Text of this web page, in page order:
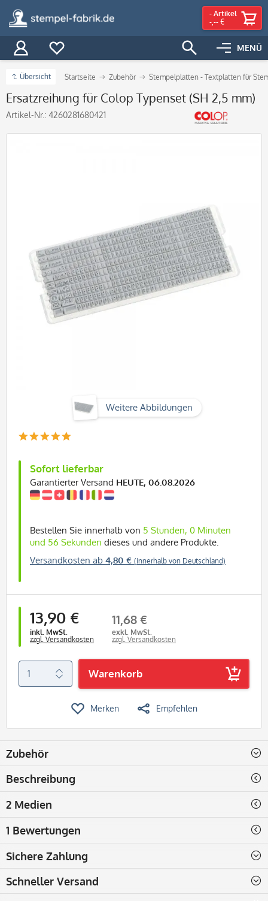
MENÜ
- Artikel
-,-- €
Übersicht Startseite Zubehör Stempelplatten - Textplatten für
Ersatzreihung für Colop Typenset (SH 2,5 mm)
Artikel-Nr.: 4260281680421
Weitere Abbildungen
Sofort lieferbar
Garantierter Versand HEUTE, 06.08.2026
Bestellen Sie innerhalb von 5 Stunden, 0 Minuten
und 56 Sekunden dieses und andere Produkte.
Versandkosten ab 4,80 € (innerhalb von Deutschland)
13,90 €
inkl. MwSt.
zzgl. Versandkosten
11,68 €
exkl. MwSt.
zzgl. Versandkosten
Warenkorb
Merken Empfehlen
Zubehör
Beschreibung
2 Medien
1 Bewertungen
Sichere Zahlung
Schneller Versand